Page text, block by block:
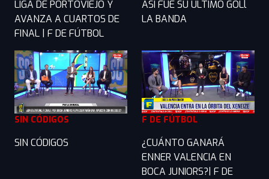
LIGA DE PORTOVIEJO Y
AVANZA A CUARTOS DE
FINAL | F DE FÚTBOL
ASÍ FUE SU ÚLTIMO GOLl
LA BANDA
SIN CÓDIGOS
SIN CÓDIGOS
F DE FÚTBOL
¿CUÁNTO GANARÁ
ENNER VALENCIA EN
BOCA JUNIORS?| F DE